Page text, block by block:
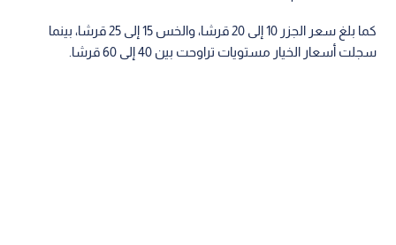
كما بلغ سعر الجزر 10 إلى 20 قرشا، والخس 15 إلى 25 قرشا، بينما
سجلت أسعار الخيار مستويات تراوحت بين 40 إلى 60 قرشا.